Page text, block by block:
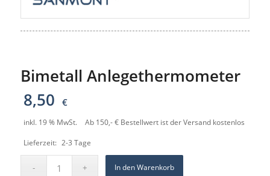
Bimetall Anlegethermometer
8,50
€
inkl. 19 % MwSt. Ab 150,- € Bestellwert ist der Versand kostenlos
Lieferzeit: 2-3 Tage
In den Warenkorb